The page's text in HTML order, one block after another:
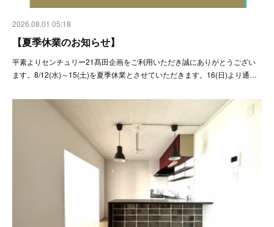
2026.08.01 05:18
【夏季休業のお知らせ】
平素よりセンチュリー21髙田企画をご利用いただき誠にありがとうござい
ます。8/12(水)～15(土)を夏季休業とさせていただきます。16(日)より通…